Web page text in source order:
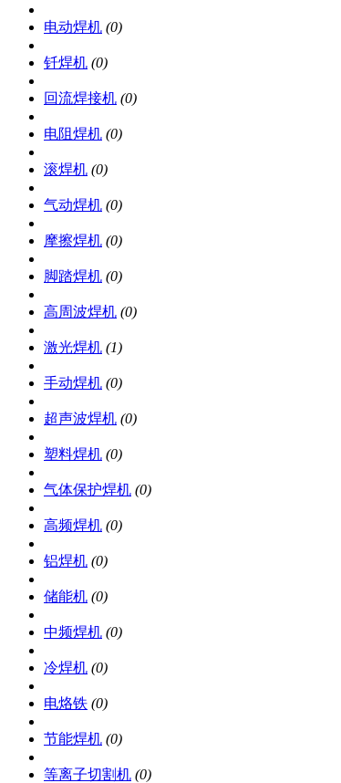
电动焊机 (0)
钎焊机 (0)
回流焊接机 (0)
电阻焊机 (0)
滚焊机 (0)
气动焊机 (0)
摩擦焊机 (0)
脚踏焊机 (0)
高周波焊机 (0)
激光焊机 (1)
手动焊机 (0)
超声波焊机 (0)
塑料焊机 (0)
气体保护焊机 (0)
高频焊机 (0)
铝焊机 (0)
储能机 (0)
中频焊机 (0)
冷焊机 (0)
电烙铁 (0)
节能焊机 (0)
等离子切割机 (0)